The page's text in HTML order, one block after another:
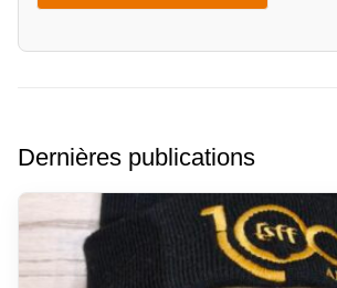
Dernières publications